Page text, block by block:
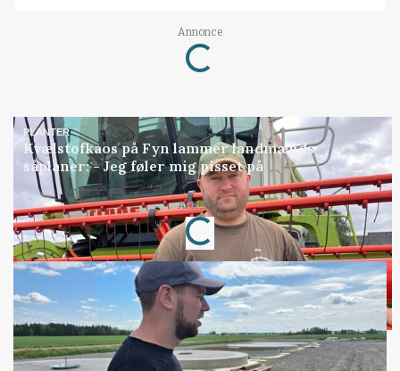
Annonce
Loading...
PLANTER
Kvælstofkaos på Fyn lammer landmænds
såplaner: - Jeg føler mig pisset på
Annonce
Loading...